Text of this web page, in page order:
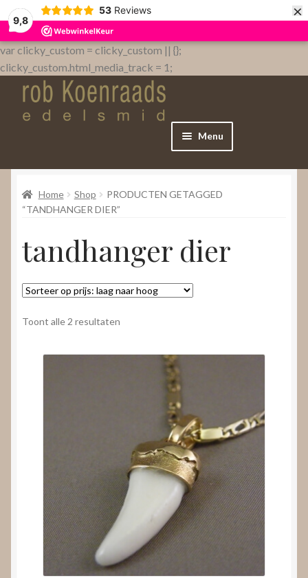
9,8
53 Reviews ×
var clicky_custom = clicky_custom || {};
clicky_custom.html_media_track = 1;
Menu
Home
WebShop
Over
Nieuws
Video’s
Home Shop
PRODUCTEN GETAGGED
“TANDHANGER DIER”
tandhanger dier
Toont alle 2 resultaten